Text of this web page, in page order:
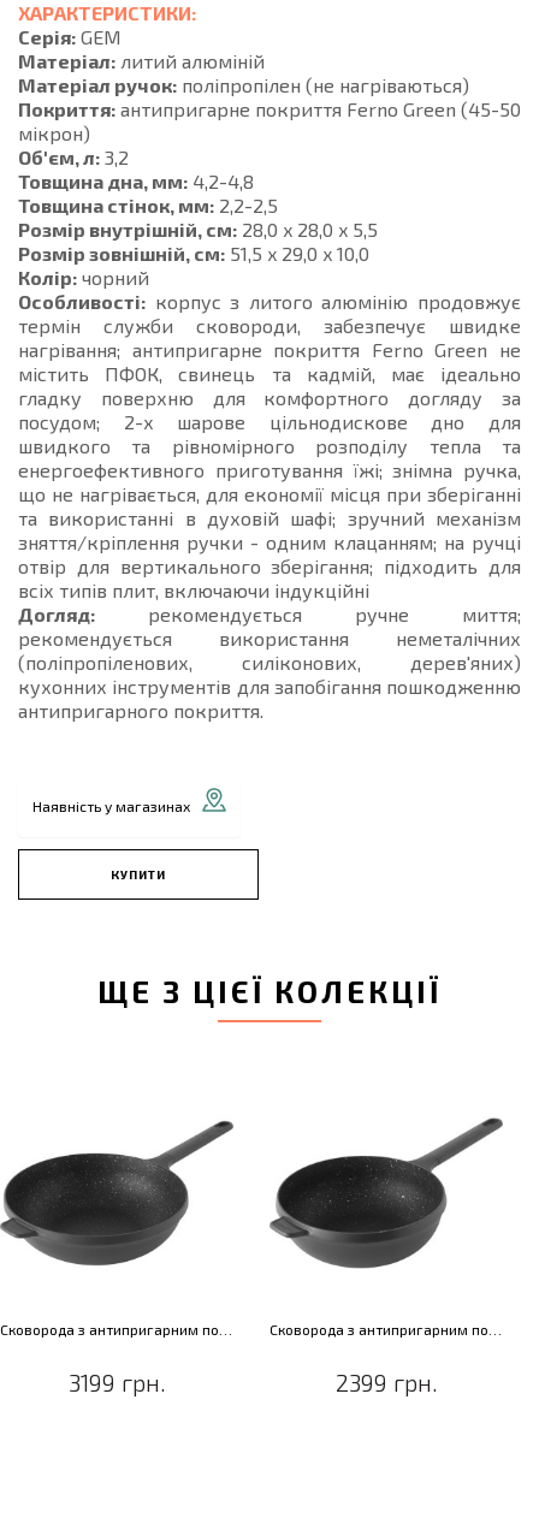
ХАРАКТЕРИСТИКИ:
Серія: GEM
Матеріал: литий алюміній
Матеріал ручок: поліпропілен (не нагріваються)
Покриття: антипригарне покриття Ferno Green (45-50
мікрон)
Об'єм, л: 3,2
Товщина дна, мм: 4,2-4,8
Товщина стінок, мм: 2,2-2,5
Розмір внутрішній, см: 28,0 x 28,0 x 5,5
Розмір зовнішній, см: 51,5 x 29,0 x 10,0
Колір: чорний
Особливості: корпус з литого алюмінію продовжує
термін служби сковороди, забезпечує швидке
нагрівання; антипригарне покриття Ferno Green не
містить ПФОК, свинець та кадмій, має ідеально
гладку поверхню для комфортного догляду за
посудом; 2-х шарове цільнодискове дно для
швидкого та рівномірного розподілу тепла та
енергоефективного приготування їжі; знімна ручка,
що не нагрівається, для економії місця при зберіганні
та використанні в духовій шафі; зручний механізм
зняття/кріплення ручки - одним клацанням; на ручці
отвір для вертикального зберігання; підходить для
всіх типів плит, включаючи індукційні
Догляд: рекомендується ручне миття;
рекомендується використання неметалічних
(поліпропіленових, силіконових, дерев'яних)
кухонних інструментів для запобігання пошкодженню
антипригарного покриття.
Наявність у магазинах
КУПИТИ
ЩЕ З ЦІЄЇ КОЛЕКЦІЇ
3199 грн. 2399 грн.